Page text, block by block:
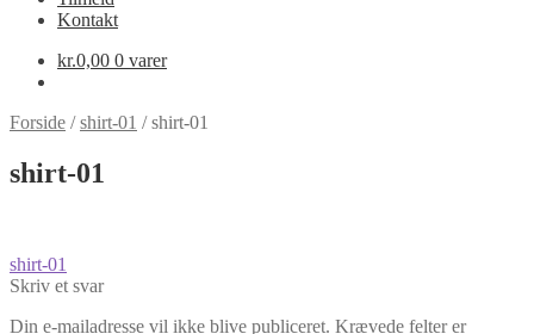
Kontakt
kr.0,00 0 varer
Forside /shirt-01 /shirt-01
shirt-01
Indlægsnavigation
Forrige
indlæg:
shirt-01
Skriv et svar
Din e-mailadresse vil ikke blive publiceret. Krævede felter er